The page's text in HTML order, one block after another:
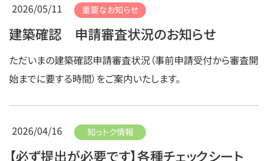
2026/05/11 重要なお知らせ
建築確認 申請審査状況のお知らせ
ただいまの建築確認申請審査状況（事前申請受付から審査開
始までに要する時間）をご案内いたします。
2026/04/16 知っトク情報
【必ず提出が必要です】各種チェックシート